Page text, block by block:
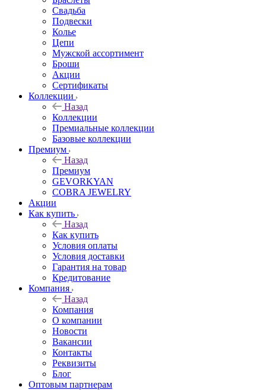
Свадьба
Подвески
Колье
Цепи
Мужской ассортимент
Броши
Акции
Сертификаты
Коллекции
Назад
Коллекции
Премиальные коллекции
Базовые коллекции
Премиум
Назад
Премиум
GEVORKYAN
COBRA JEWELRY
Акции
Как купить
Назад
Как купить
Условия оплаты
Условия доставки
Гарантия на товар
Кредитование
Компания
Назад
Компания
О компании
Новости
Вакансии
Контакты
Реквизиты
Блог
Оптовым партнерам